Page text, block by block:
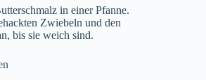
in einer Pfanne.
Zwiebeln und den
bis sie weich sind.